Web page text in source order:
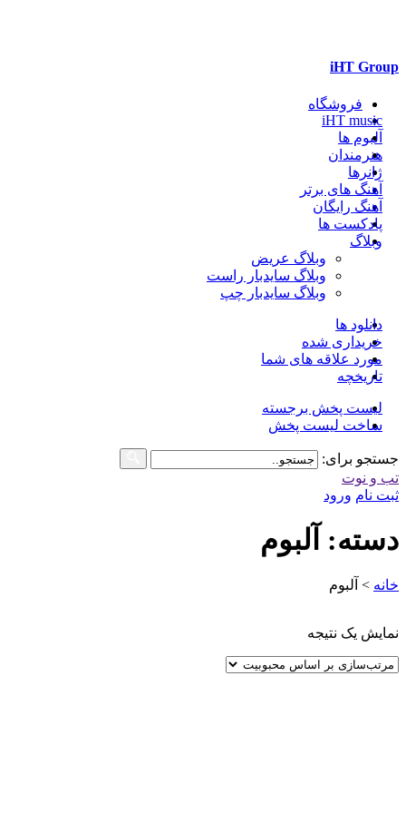
iHT Group
فروشگاه
iHT music
آلبوم ها
هنرمندان
ژانرها
آهنگ های برتر
آهنگ رایگان
پادکست ها
وبلاگ
وبلاگ عریض
وبلاگ سایدبار راست
وبلاگ سایدبار چپ
دانلود ها
خریداری شده
مورد علاقه های شما
تاریخچه
لیست پخش برجسته
ساخت لیست پخش
جستجو برای:
تب و نوت
ثبت نام ورود
دسته: آلبوم
خانه > آلبوم
نمایش یک نتیجه